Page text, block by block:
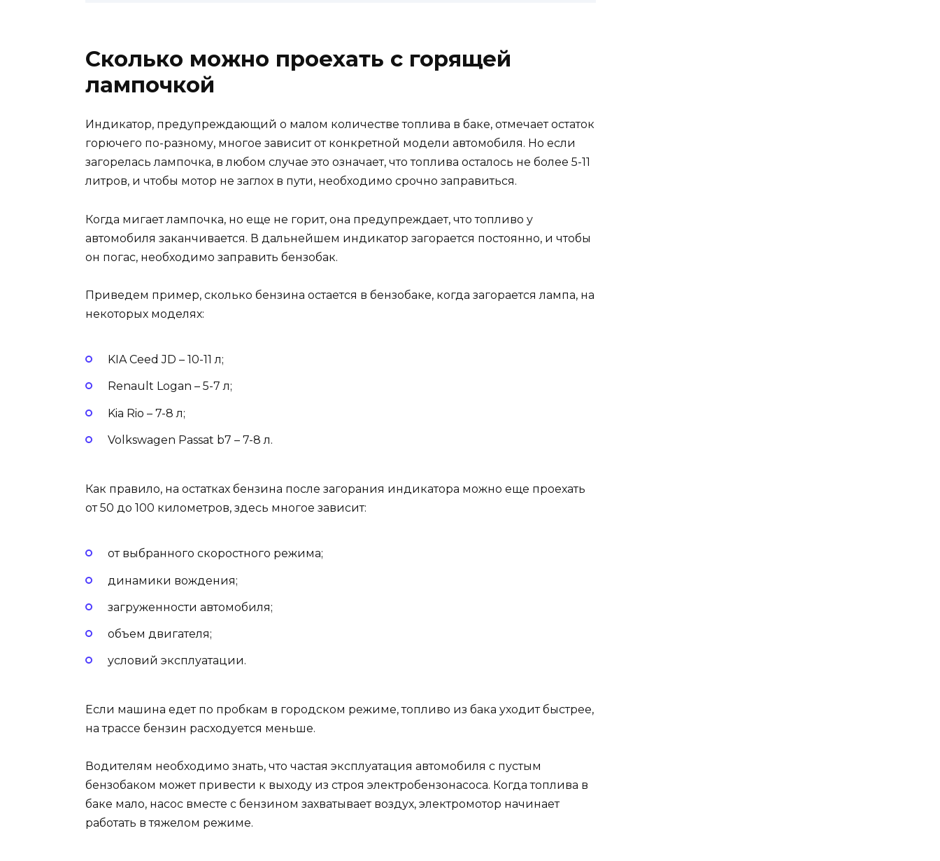
Сколько можно проехать с горящей
лампочкой
Индикатор, предупреждающий о малом количестве топлива в баке, отмечает остаток
горючего по-разному, многое зависит от конкретной модели автомобиля. Но если
загорелась лампочка, в любом случае это означает, что топлива осталось не более 5-11
литров, и чтобы мотор не заглох в пути, необходимо срочно заправиться.
Когда мигает лампочка, но еще не горит, она предупреждает, что топливо у
автомобиля заканчивается. В дальнейшем индикатор загорается постоянно, и чтобы
он погас, необходимо заправить бензобак.
Приведем пример, сколько бензина остается в бензобаке, когда загорается лампа, на
некоторых моделях:
KIA Ceed JD – 10-11 л;
Renault Logan – 5-7 л;
Kia Rio – 7-8 л;
Volkswagen Passat b7 – 7-8 л.
Как правило, на остатках бензина после загорания индикатора можно еще проехать
от 50 до 100 километров, здесь многое зависит:
от выбранного скоростного режима;
динамики вождения;
загруженности автомобиля;
объем двигателя;
условий эксплуатации.
Если машина едет по пробкам в городском режиме, топливо из бака уходит быстрее,
на трассе бензин расходуется меньше.
Водителям необходимо знать, что частая эксплуатация автомобиля с пустым
бензобаком может привести к выходу из строя электробензонасоса. Когда топлива в
баке мало, насос вместе с бензином захватывает воздух, электромотор начинает
работать в тяжелом режиме.